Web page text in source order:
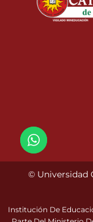
© Universidad
Institución De